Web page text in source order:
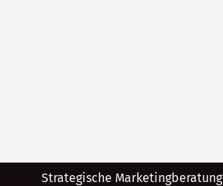
Strategische Marketingberatung